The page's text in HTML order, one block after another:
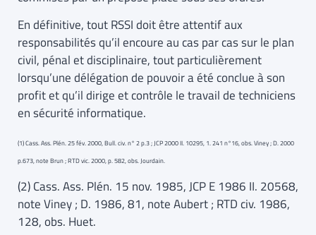
En définitive, tout RSSI doit être attentif aux
responsabilités qu’il encoure au cas par cas sur le plan
civil, pénal et disciplinaire, tout particulièrement
lorsqu’une délégation de pouvoir a été conclue à son
profit et qu’il dirige et contrôle le travail de techniciens
en sécurité informatique.
(1) Cass. Ass. Plén. 25 fév. 2000, Bull. civ. n° 2 p.3 ; JCP 2000 II. 10295, 1. 241 n°16, obs. Viney ; D. 2000
p.673, note Brun ; RTD vic. 2000, p. 582, obs. Jourdain.
(2) Cass. Ass. Plén. 15 nov. 1985, JCP E 1986 II. 20568,
note Viney ; D. 1986, 81, note Aubert ; RTD civ. 1986,
128, obs. Huet.